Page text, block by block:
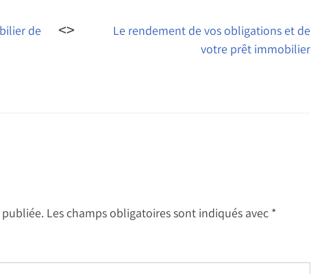
de
Le rendement de vos obligations et de
votre prêt immobilier
publiée. Les champs obligatoires sont indiqués avec *